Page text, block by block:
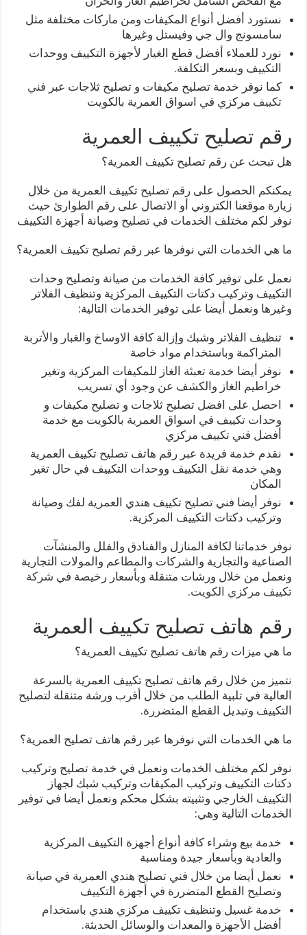
نستورد أفضل أنواع المكيفات ومن ماركات مختلفة مثل
سامسونج وال جي وفيستل وغيرها
نورد للعملاء أفضل قطع الغيار لأجهزة التكييف ووحدات
التكييف وبسعر التكلفة.
كما نوفر خدمة تصليح مكيفات و تصليح ثلاجات عبر فني
تكييف مركزي في اسواق العمرية بالكويت
رقم تصليح تكييف العمرية
هل تبحث عن رقم تصليح تكييف العمرية؟
يمكنكم الحصول على رقم تصليح تكييف العمرية من خلال
زيارة موقعنا الكتروني أو الاتصال على رقم الطوارئ حيث
نوفر لكم مختلف الخدمات في تصليح وصيانة أجهزة التكييف
ما هي الخدمات التي نوفرها عبر رقم تصليح تكييف العمرية؟
نعمل على توفير كافة الخدمات من صيانة وتصليح وحدات
التكييف وتركيب دكتات التكييف المركزية وتنظيف الفلاتر
وغيرها ونعمل أيضا على توفير الخدمات التالية:
تنظيف الفلاتر وشبك وإزالة كافة الاوساخ والغبار والأتربة
المتراكمة وباستخدام مواد خاصة
نوفر أيضا خدمة تعبئة الغاز للمكيفات المركزية وتغير
خراطيم الغاز والكشف عن وجود أي تسريب
احصل على افضل تصليح ثلاجات و تصليح مكيفات و
وحدات تكييف في اسواق العمرية بالكويت مع خدمة
أفضل فني تكييف مركزي
نقدم خدمة فريدة عبر رقم هاتف تصليح تكييف العمرية
وهي خدمة نقل التكييف ووحدات التكييف في حال تغير
المكان
نوفر أيضا فني تصليح تكييف هندي العمرية لفك وصيانة
وتركيب دكتات التكييف المركزية.
نوفر خدماتنا لكافة المنازل والفنادق والفلل والمنشآت
الصناعية والتجارية والشركات والمطاعم والمولات التجارية
ونعمل من خلال ورشات متنقلة وبأسعار رخيصة في شركة
تكييف مركزي الكويت.
رقم هاتف تصليح تكييف العمرية
ما هي ميزات رقم هاتف تصليح تكييف العمرية؟
نتميز من خلال رقم هاتف تصليح تكييف العمرية بالسرعة
العالية في تلبية الطلب من خلال أقرب ورشة متنقلة لتصليح
التكييف وتبديل القطع المتضررة.
ما هي الخدمات التي نوفرها عبر رقم هاتف تصليح العمرية؟
نوفر لكم مختلف الخدمات ونعمل في خدمة تصليح وتركيب
دكتات التكييف وتركيب المكيفات وتركيب شبك لجهاز
التكييف الخارجي وتثبيته بشكل محكم ونعمل أيضا في توفير
الخدمات التالية وهي:
خدمة بيع وشراء كافة أنواع أجهزة التكييف المركزية
والعادية وبأسعار جيدة ومناسبة
نعمل أيضا من خلال فني تصليح هندي العمرية في صيانة
وتصليح القطع المتضررة في أجهزة التكييف
خدمة غسيل وتنظيف تكييف مركزي هندي باستخدام
أفضل الأجهزة والمعدات والوسائل الحديثة.